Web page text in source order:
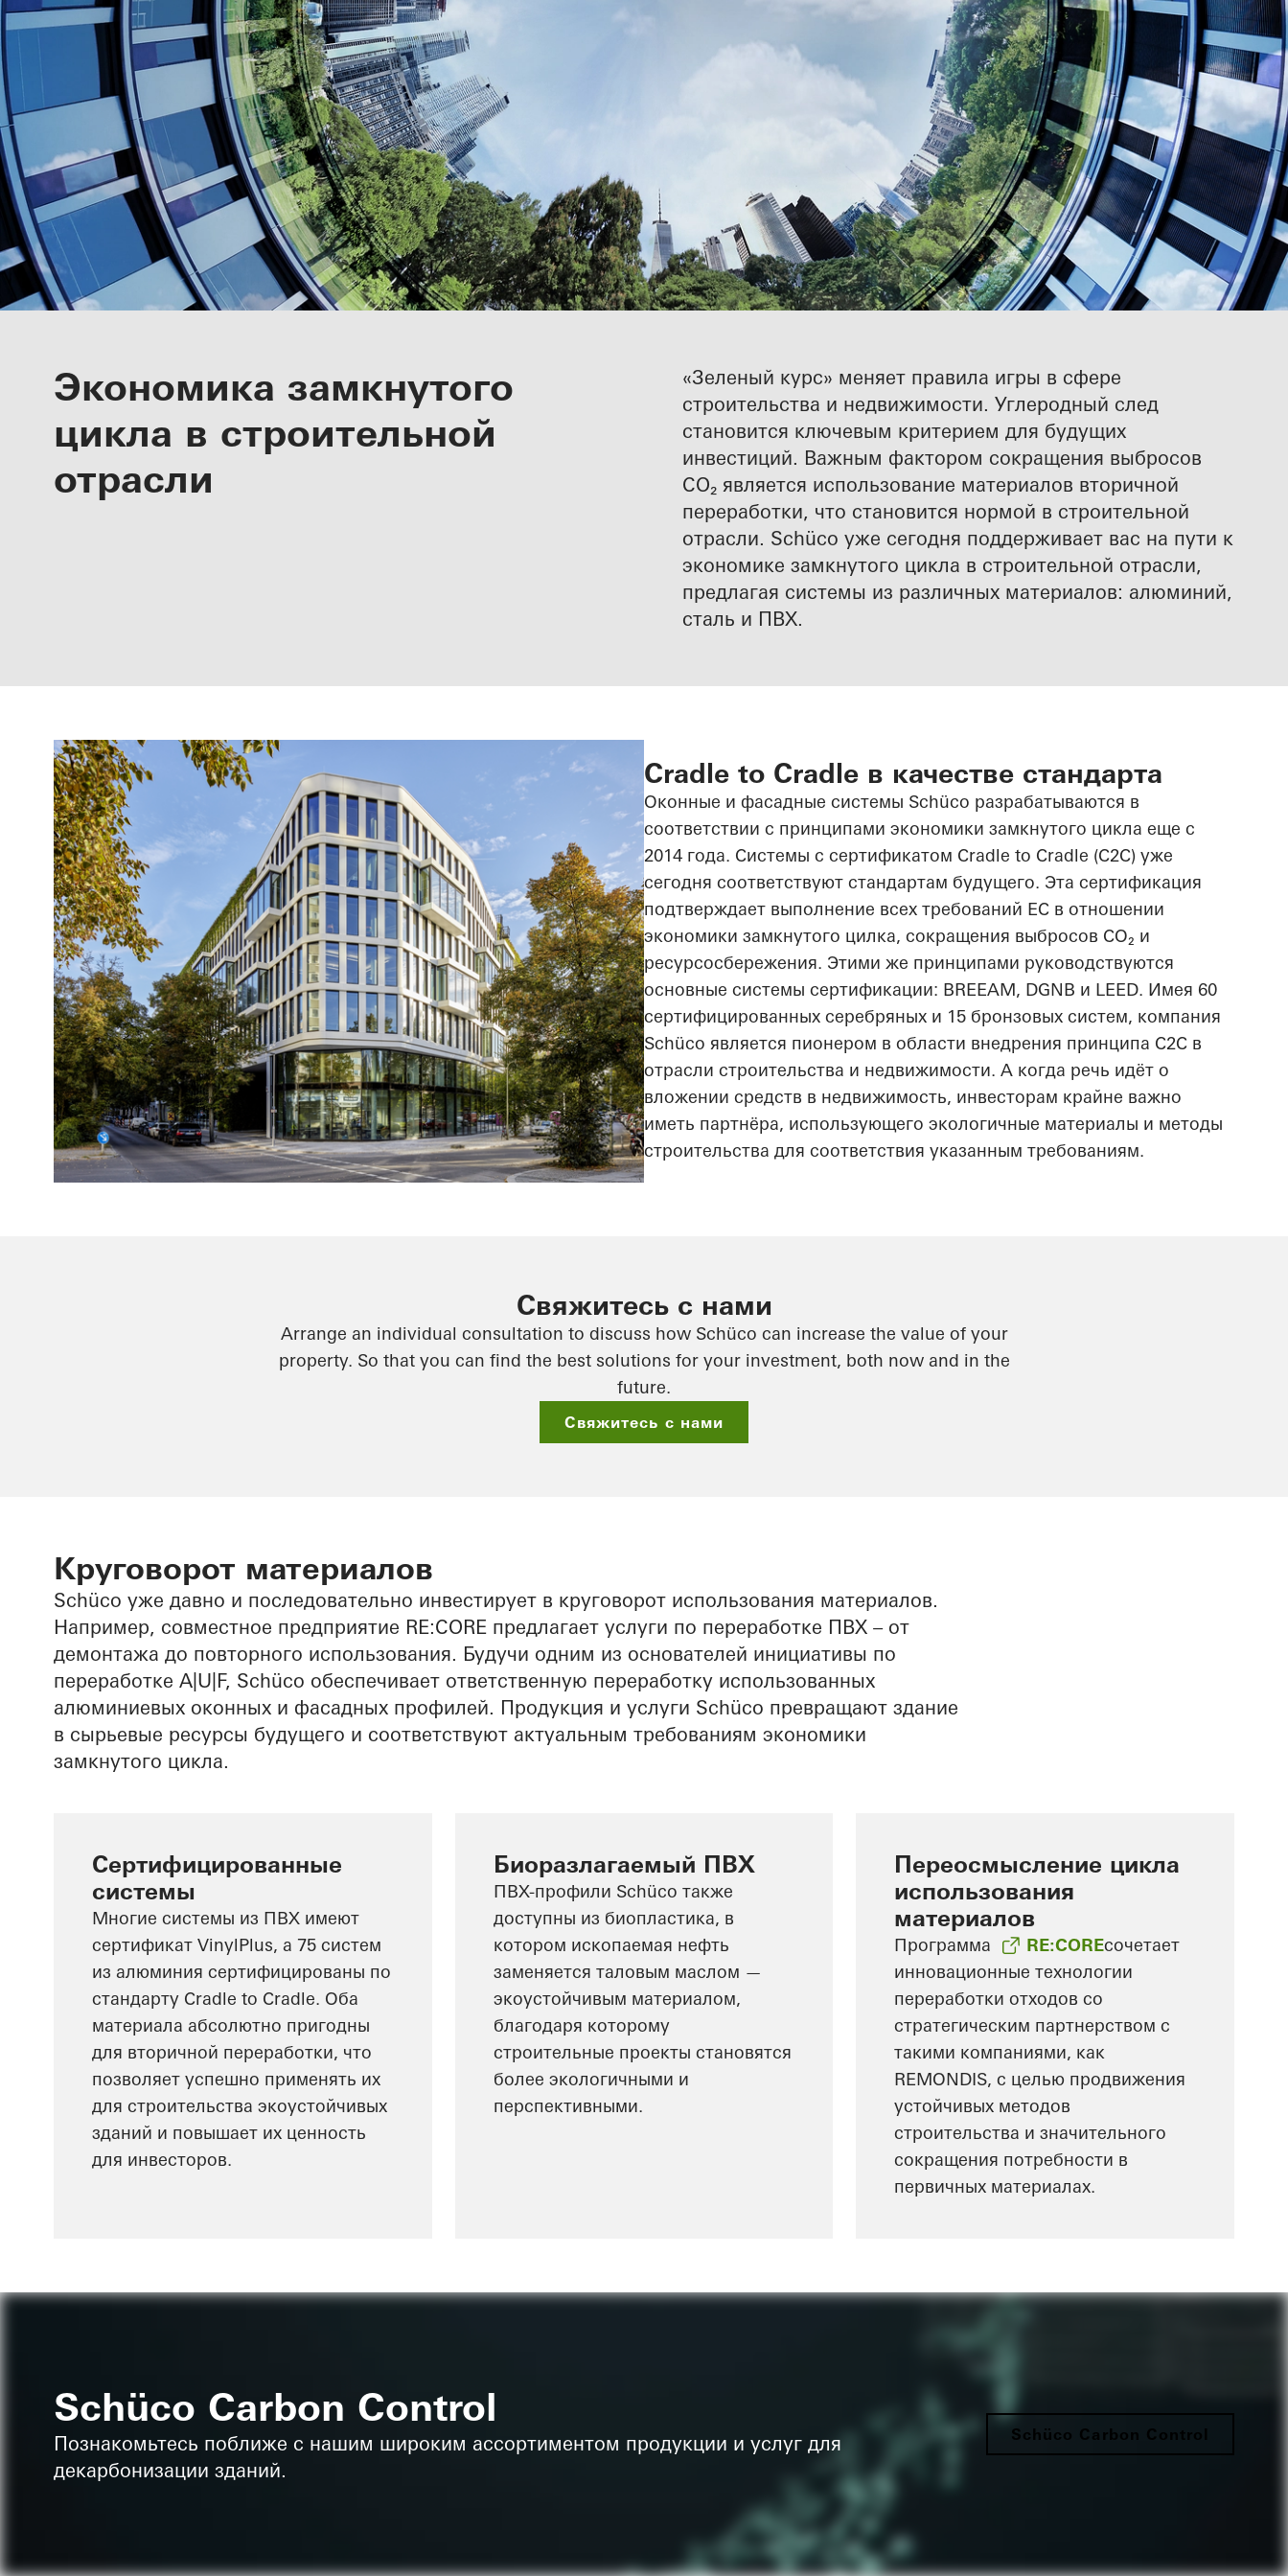
Эффективная экономика замкнутого
цикла
Экономика замкнутого
цикла в строительной
отрасли
«Зеленый курс» меняет правила игры в сфере
строительства и недвижимости. Углеродный след
становится ключевым критерием для будущих
инвестиций. Важным фактором сокращения выбросов
CO₂ является использование материалов вторичной
переработки, что становится нормой в строительной
отрасли. Schüco уже сегодня поддерживает вас на пути к
экономике замкнутого цикла в строительной отрасли,
предлагая системы из различных материалов: алюминий,
сталь и ПВХ.
Cradle to Cradle в качестве стандарта
Оконные и фасадные системы Schüco разрабатываются в
соответствии с принципами экономики замкнутого цикла еще с
2014 года. Системы с сертификатом Cradle to Cradle (C2C) уже
сегодня соответствуют стандартам будущего. Эта сертификация
подтверждает выполнение всех требований ЕС в отношении
экономики замкнутого цилка, сокращения выбросов CO₂ и
ресурсосбережения. Этими же принципами руководствуются
основные системы сертификации: BREEAM, DGNB и LEED. Имея 60
сертифицированных серебряных и 15 бронзовых систем, компания
Schüco является пионером в области внедрения принципа C2C в
отрасли строительства и недвижимости. А когда речь идёт о
вложении средств в недвижимость, инвесторам крайне важно
иметь партнёра, использующего экологичные материалы и методы
строительства для соответствия указанным требованиям.
Свяжитесь с нами
Arrange an individual consultation to discuss how Schüco can increase the value of your
property. So that you can find the best solutions for your investment, both now and in the
future.
Свяжитесь с нами
Круговорот материалов
Schüco уже давно и последовательно инвестирует в круговорот использования материалов.
Например, совместное предприятие RE:CORE предлагает услуги по переработке ПВХ – от
демонтажа до повторного использования. Будучи одним из основателей инициативы по
переработке A|U|F, Schüco обеспечивает ответственную переработку использованных
алюминиевых оконных и фасадных профилей. Продукция и услуги Schüco превращают здание
в сырьевые ресурсы будущего и соответствуют актуальным требованиям экономики
замкнутого цикла.
Сертифицированные
системы
Многие системы из ПВХ имеют
сертификат VinylPlus, а 75 систем
из алюминия сертифицированы по
стандарту Cradle to Cradle. Оба
материала абсолютно пригодны
для вторичной переработки, что
позволяет успешно применять их
для строительства экоустойчивых
зданий и повышает их ценность
для инвесторов.
Биоразлагаемый ПВХ
ПВХ-профили Schüco также
доступны из биопластика, в
котором ископаемая нефть
заменяется таловым маслом —
экоустойчивым материалом,
благодаря которому
строительные проекты становятся
более экологичными и
перспективными.
Переосмысление цикла
использования
материалов
Программа RE:COREсочетает
инновационные технологии
переработки отходов со
стратегическим партнерством с
такими компаниями, как
REMONDIS, с целью продвижения
устойчивых методов
строительства и значительного
сокращения потребности в
первичных материалах.
Schüco Carbon Control
Познакомьтесь поближе с нашим широким ассортиментом продукции и услуг для
декарбонизации зданий.
Schüco Carbon Control